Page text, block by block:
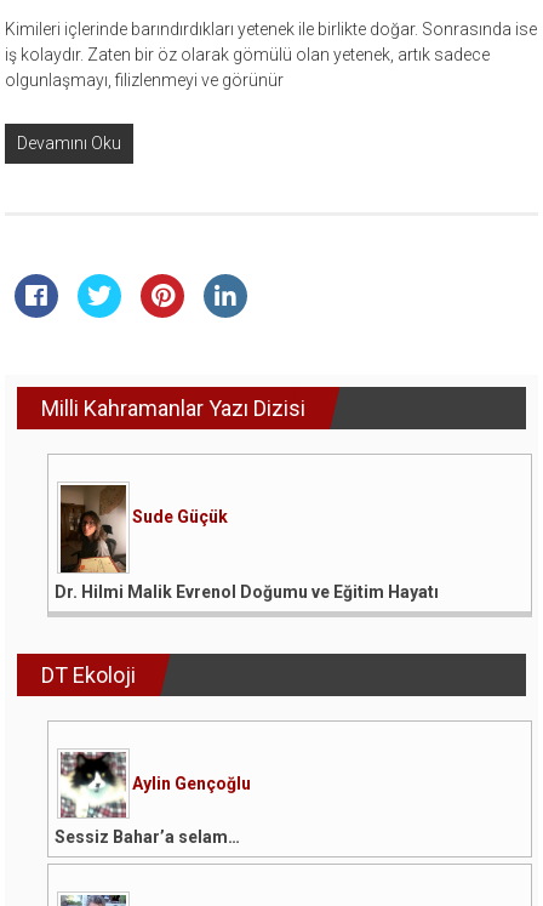
Kimileri içlerinde barındırdıkları yetenek ile birlikte doğar. Sonrasında ise
iş kolaydır. Zaten bir öz olarak gömülü olan yetenek, artık sadece
olgunlaşmayı, filizlenmeyi ve görünür
Devamını Oku
Milli Kahramanlar Yazı Dizisi
Sude Güçük
Dr. Hilmi Malik Evrenol Doğumu ve Eğitim Hayatı
DT Ekoloji
Aylin Gençoğlu
Sessiz Bahar’a selam…